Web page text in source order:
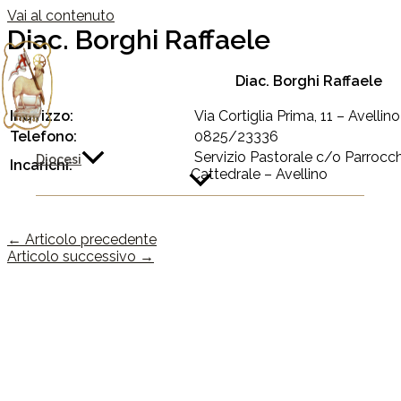
Vai al contenuto
Diocesi
Diac. Borghi Raffaele
Diac. Borghi Raffaele
Indirizzo:
Via Cortiglia Prima, 11 –
Telefono:
0825/23336
Incarichi:
Servizio Pastorale c/o
Cattedrale – Avellino
← Articolo precedente
Articolo successivo →